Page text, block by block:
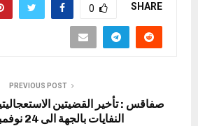
SHARE
0
PREVIOUS POST
صفاقس : تأخير القضيتين
النفايات بالجهة الى 24 نوفمبر الجاري